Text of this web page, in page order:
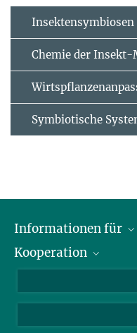
Insektensymbiosen
Chemie der
Symbiotische
Informationen für
Journalisten
Kooperation
Max-Planck-
Beutenberg Campus